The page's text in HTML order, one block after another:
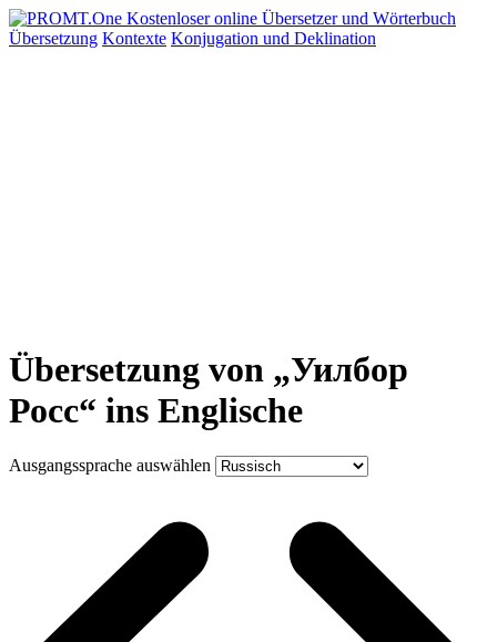
Übersetzung Kontexte Konjugation und Deklination
Übersetzung von „Уилбор
Росс“ ins Englische
Ausgangssprache auswählen